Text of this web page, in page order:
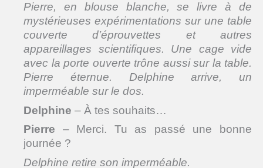
Pierre, en blouse blanche, se livre à de
mystérieuses expérimentations sur une table
couverte d’éprouvettes et autres
appareillages scientifiques. Une cage vide
avec la porte ouverte trône aussi sur la table.
Pierre éternue. Delphine arrive, un
imperméable sur le dos.
Delphine – À tes souhaits…
Pierre – Merci. Tu as passé une bonne
journée ?
Delphine retire son imperméable.